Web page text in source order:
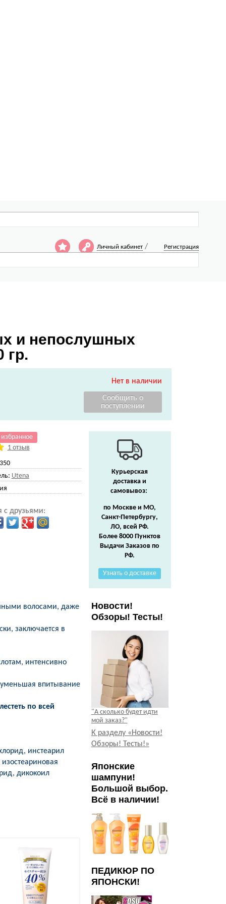
Личный кабинет / Регистрация
и непослушных
гр.
Нет в наличии
1 отзыв
Utena
с друзьями:
волосами, даже
заключается в
интенсивно
впитывание
по всей
инстеарил
дикокоил
Курьерская
доставка и
самовывоз:
по Москве и МО,
Санкт-Петербургу,
ЛО, всей РФ.
Более 8000 Пунктов
Выдачи Заказов по
РФ.
Узнать о доставке
Новости!
Обзоры! Тесты!
"А сколько будет идти
мой заказ?"
К разделу «Новости!
Обзоры! Тесты!»
Японские
шампуни!
Большой выбор.
Всё в наличии!
ПЕДИКЮР ПО
ЯПОНСКИ!